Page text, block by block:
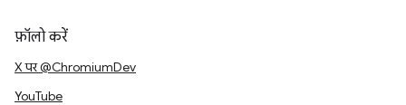
फ़ॉलो करें
X पर @ChromiumDev
YouTube